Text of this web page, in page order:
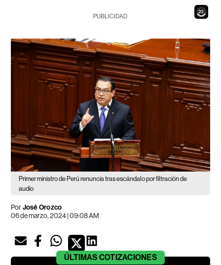
21
PUBLICIDAD
Primer ministro de Perú renuncia tras escándalo por filtración de
audio
PorJosé Orozco
06 de marzo, 2024 | 09:08 AM
ÚLTIMAS COTIZACIONES